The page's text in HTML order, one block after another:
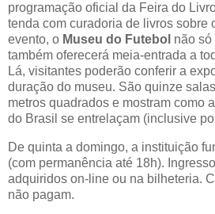
programação oficial da Feira do
tenda com curadoria de livros sobre
evento, o Museu do Futebol não só
também oferecerá meia-entrada a
Lá, visitantes poderão conferir a
duração do museu. São quinze
metros quadrados e mostram como
do Brasil se entrelaçam (inclusive
De quinta a domingo, a instituição
(com permanência até 18h).
adquiridos on-line ou na bilheteria.
não pagam.